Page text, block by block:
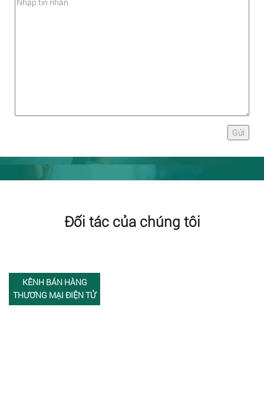
Đối tác của chúng tôi
KÊNH BÁN HÀNG
THƯƠNG MẠI ĐIỆN TỬ